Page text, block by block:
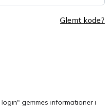
Glemt kode?
gemmes informationer i